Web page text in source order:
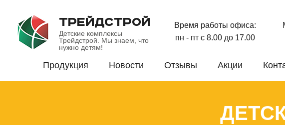
ТРЕЙДСТРОЙ
Детские комплексы
Трейдстрой. Мы знаем, что
нужно детям!
Время работы офиса:
пн - пт с 8.00 до 17.00
Продукция Новости Отзывы Акции